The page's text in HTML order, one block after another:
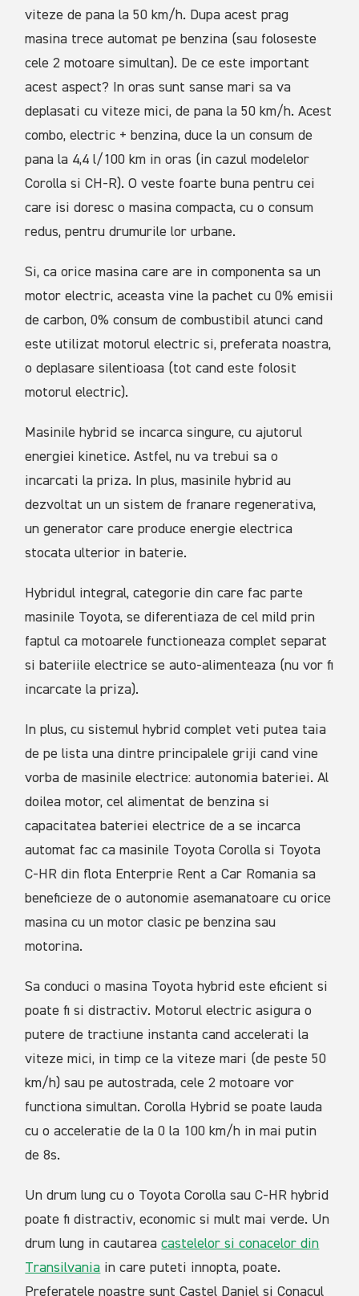
viteze de pana la 50 km/h. Dupa acest prag
masina trece automat pe benzina (sau foloseste
cele 2 motoare simultan). De ce este important
acest aspect? In oras sunt sanse mari sa va
deplasati cu viteze mici, de pana la 50 km/h. Acest
combo, electric + benzina, duce la un consum de
pana la 4,4 l/100 km in oras (in cazul modelelor
Corolla si CH-R). O veste foarte buna pentru cei
care isi doresc o masina compacta, cu o consum
redus, pentru drumurile lor urbane.
Si, ca orice masina care are in componenta sa un
motor electric, aceasta vine la pachet cu 0% emisii
de carbon, 0% consum de combustibil atunci cand
este utilizat motorul electric si, preferata noastra,
o deplasare silentioasa (tot cand este folosit
motorul electric).
Masinile hybrid se incarca singure, cu ajutorul
energiei kinetice. Astfel, nu va trebui sa o
incarcati la priza. In plus, masinile hybrid au
dezvoltat un un sistem de franare regenerativa,
un generator care produce energie electrica
stocata ulterior in baterie.
Hybridul integral, categorie din care fac parte
masinile Toyota, se diferentiaza de cel mild prin
faptul ca motoarele functioneaza complet separat
si bateriile electrice se auto-alimenteaza (nu vor fi
incarcate la priza).
In plus, cu sistemul hybrid complet veti putea taia
de pe lista una dintre principalele griji cand vine
vorba de masinile electrice: autonomia bateriei. Al
doilea motor, cel alimentat de benzina si
capacitatea bateriei electrice de a se incarca
automat fac ca masinile Toyota Corolla si Toyota
C-HR din flota Enterprie Rent a Car Romania sa
beneficieze de o autonomie asemanatoare cu orice
masina cu un motor clasic pe benzina sau
motorina.
Sa conduci o masina Toyota hybrid este eficient si
poate fi si distractiv. Motorul electric asigura o
putere de tractiune instanta cand accelerati la
viteze mici, in timp ce la viteze mari (de peste 50
km/h) sau pe autostrada, cele 2 motoare vor
functiona simultan. Corolla Hybrid se poate lauda
cu o acceleratie de la 0 la 100 km/h in mai putin
de 8s.
Un drum lung cu o Toyota Corolla sau C-HR hybrid
poate fi distractiv, economic si mult mai verde. Un
drum lung in cautareacastelelor si conacelor din
Transilvania in care puteti innopta, poate.
Preferatele noastre sunt Castel Daniel si Conacul